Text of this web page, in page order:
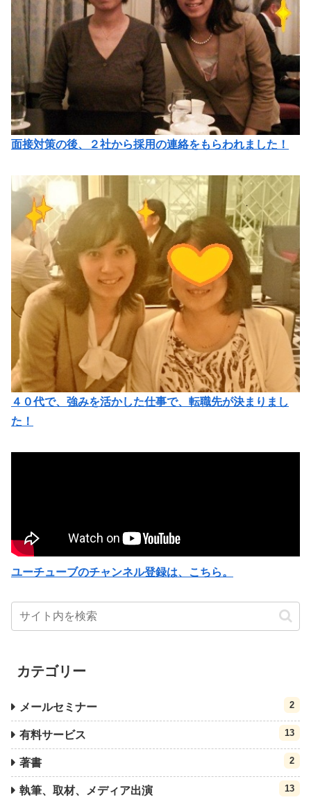
面接対策の後、２社から採用の連絡をもらわれました！
４０代で、強みを活かした仕事で、転職先が決まりまし
た！
ユーチューブのチャンネル登録は、こちら。
カテゴリー
メールセミナー 2
有料サービス 13
著書 2
執筆、取材、メディア出演 13